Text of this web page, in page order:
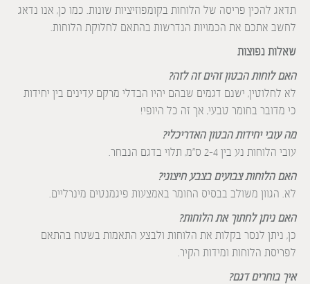
תדאג להכין פריסה של הלוחות בקומפוזיציות שונות. כמו כן, אנו נדאג
לחשב אתכם את הכמויות הנדרשות בהתאם לחלוקת הלוחות.
שאלות נפוצות
האם לוחות הבטון זהים זה לזה?
לא לחלוטין, ישנם דגמים שבהם יהיו הבדלי מרקם עדינים בין יחידות
כי מדובר בחומר טבעי, אך זה כל היופי!
מה עובי יחידות הבטון האדריכלי?
עובי הלוחות נע בין 2-4 ס”מ, תלוי בדגם הנבחר.
האם הלוחות צבועים בצבע חיצוני?
לא. הגוון משולב בבסיס החומר באמצעות פיגמנטים מינרליים.
האם ניתן לחתוך את הלוחות?
כן, ניתן לנסר בקלות את הלוחות ולבצע התאמות בשטח בהתאם
לפריסת הלוחות ומידות הקיר.
איך בוחרים דגם?